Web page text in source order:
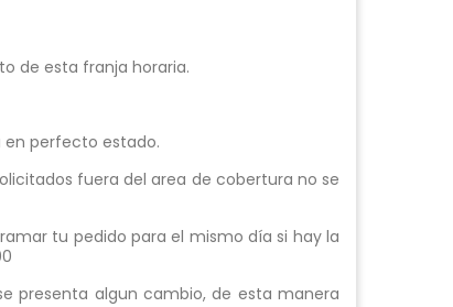
de esta franja horaria.
en perfecto estado.
fuera del area de cobertura no se
tu pedido para el mismo día si hay la
presenta algun cambio, de esta manera